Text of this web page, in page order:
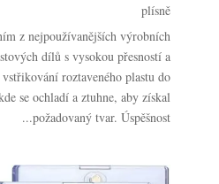
plísně
z nejpoužívanějších výrobních
dílů s vysokou přesností a
roztaveného plastu do
se ochladí a ztuhne, aby získal
požadovaný tvar. Úspěšnost...